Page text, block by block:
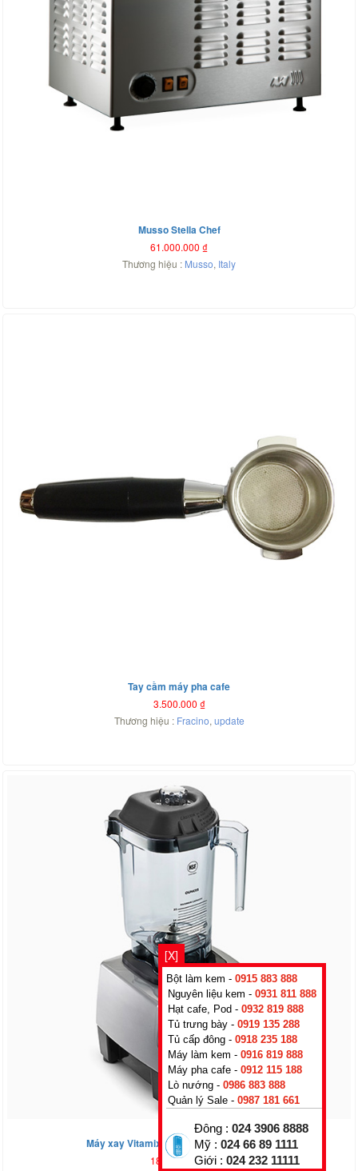
Musso Stella Chef
61.000.000 ₫
Thương hiệu : Musso, Italy
Tay cầm máy pha cafe
3.500.000 ₫
Thương hiệu : Fracino, update
Máy xay Vitamix Drink Machine Advance
18.900.000₫
[X]
Bột làm kem - 0915 883 888
Nguyên liệu kem - 0931 811 888
Hạt cafe, Pod - 0932 819 888
Tủ trưng bày - 0919 135 288
Tủ cấp đông - 0918 235 188
Máy làm kem - 0916 819 888
Máy pha cafe - 0912 115 188
Lò nướng - 0986 883 888
Quản lý Sale - 0987 181 661
Đông : 024 3906 8888
Mỹ : 024 66 89 1111
Giới : 024 232 11111